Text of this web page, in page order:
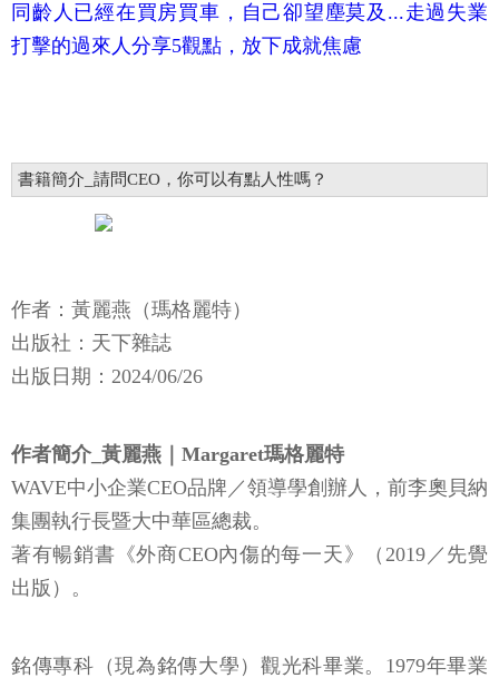
同齡人已經在買房買車，自己卻望塵莫及...走過失業
打擊的過來人分享5觀點，放下成就焦慮
書籍簡介_請問CEO，你可以有點人性嗎？
作者：黃麗燕（瑪格麗特）
出版社：天下雜誌
​​出版日期：2024/06/26
作者簡介_黃麗燕｜Margaret瑪格麗特
WAVE中小企業CEO品牌／領導學創辦人，前李奧貝納
集團執行長暨大中華區總裁。
著有暢銷書《外商CEO內傷的每一天》（2019／先覺
出版）。
銘傳專科（現為銘傳大學）觀光科畢業。1979年畢業